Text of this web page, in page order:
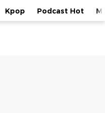
Kpop Podcast Hot